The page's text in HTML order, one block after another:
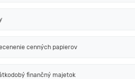
cenných papierov
finančný majetok